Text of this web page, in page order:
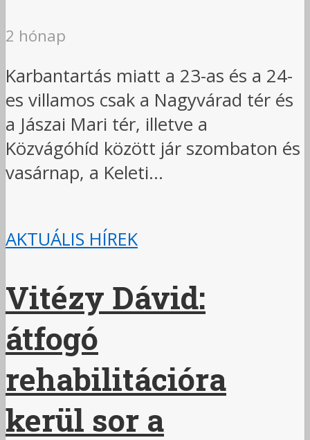
2 hónap
Karbantartás miatt a 23-as és a 24-
es villamos csak a Nagyvárad tér és
a Jászai Mari tér, illetve a
Közvágóhíd között jár szombaton és
vasárnap, a Keleti...
AKTUÁLIS HÍREK
Vitézy Dávid:
átfogó
rehabilitációra
kerül sor a